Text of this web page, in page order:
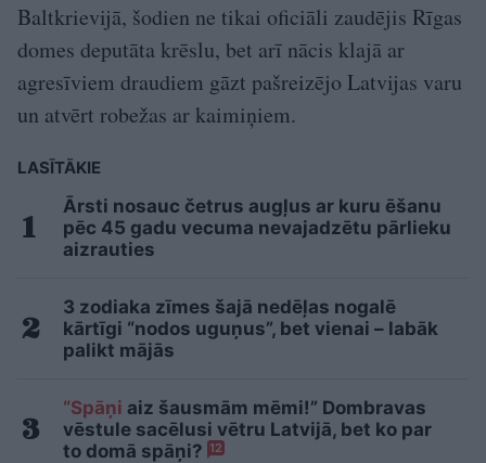
Baltkrievijā, šodien ne tikai oficiāli zaudējis Rīgas
domes deputāta krēslu, bet arī nācis klajā ar
agresīviem draudiem gāzt pašreizējo Latvijas varu
un atvērt robežas ar kaimiņiem.
LASĪTĀKIE
Ārsti nosauc četrus augļus ar kuru ēšanu
pēc 45 gadu vecuma nevajadzētu pārlieku
aizrauties
3 zodiaka zīmes šajā nedēļas nogalē
kārtīgi “nodos uguņus”, bet vienai – labāk
palikt mājās
“Spāņi aiz šausmām mēmi!” Dombravas
vēstule sacēlusi vētru Latvijā, bet ko par
to domā spāņi? 12